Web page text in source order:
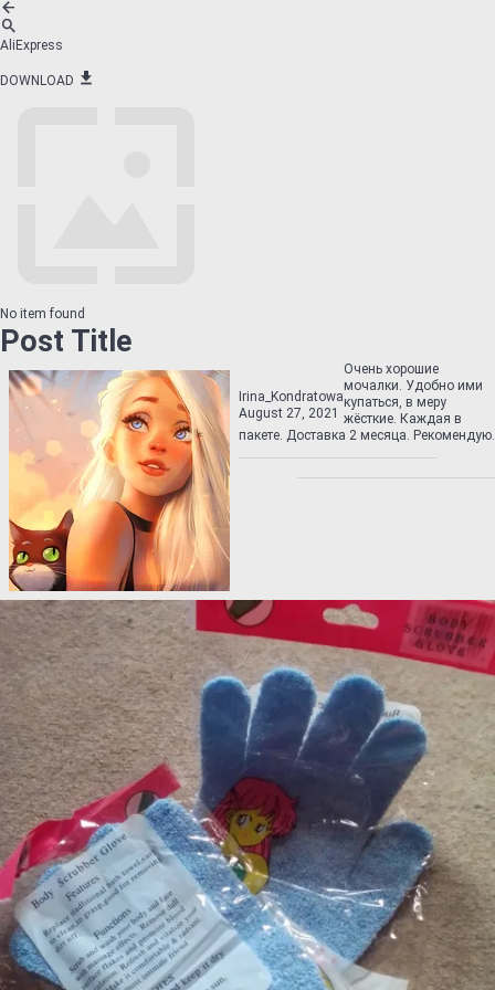
AliExpress
DOWNLOAD
No item found
Post Title
Irina_Kondratowa
August 27, 2021
Очень хорошие
мочалки. Удобно ими
купаться, в меру
жёсткие. Каждая в
пакете. Доставка 2 месяца. Рекомендую.